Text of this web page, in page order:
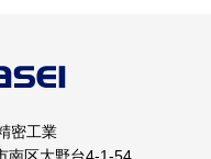
密工業
南区大野台4-1-54